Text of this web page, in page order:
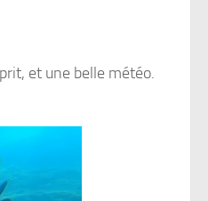
et une belle météo.